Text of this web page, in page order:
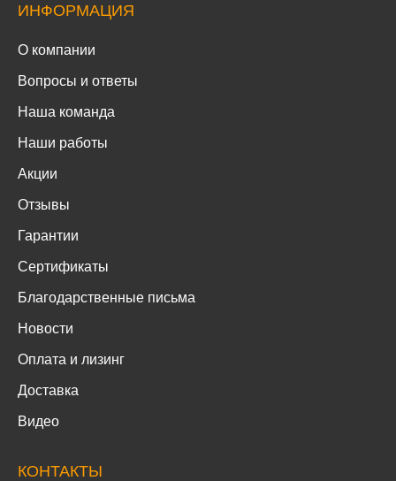
ИНФОРМАЦИЯ
О компании
Вопросы и ответы
Наша команда
Наши работы
Акции
Отзывы
Гарантии
Сертификаты
Благодарственные письма
Новости
Оплата и лизинг
Доставка
Видео
КОНТАКТЫ